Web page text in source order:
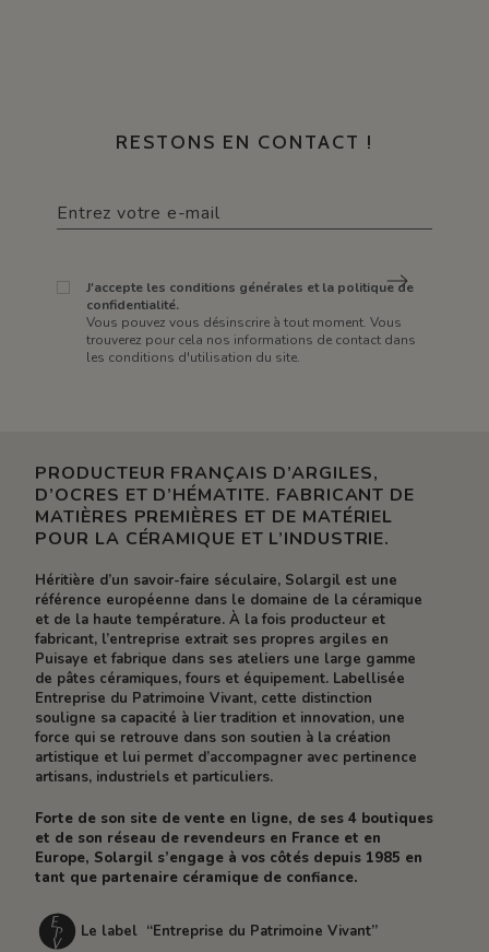
RESTONS EN CONTACT !
J'accepte les conditions générales et la politique de
confidentialité.
Vous pouvez vous désinscrire à tout moment. Vous
trouverez pour cela nos informations de contact dans
les conditions d'utilisation du site.
PRODUCTEUR FRANÇAIS D’ARGILES,
D’OCRES ET D’HÉMATITE. FABRICANT DE
MATIÈRES PREMIÈRES ET DE MATÉRIEL
POUR LA CÉRAMIQUE ET L’INDUSTRIE.
Héritière d’un savoir-faire séculaire, Solargil est une
référence européenne dans le domaine de la céramique
et de la haute température. À la fois producteur et
fabricant, l’entreprise extrait ses propres argiles en
Puisaye et fabrique dans ses ateliers une large gamme
de pâtes céramiques, fours et équipement. Labellisée
Entreprise du Patrimoine Vivant, cette distinction
souligne sa capacité à lier tradition et innovation, une
force qui se retrouve dans son soutien à la création
artistique et lui permet d’accompagner avec pertinence
artisans, industriels et particuliers.
Forte de son site de vente en ligne, de ses 4 boutiques
et de son réseau de revendeurs en France et en
Europe, Solargil s’engage à vos côtés depuis 1985 en
tant que partenaire céramique de confiance.
Le label “Entreprise du Patrimoine Vivant”